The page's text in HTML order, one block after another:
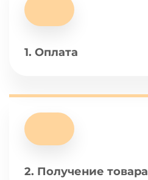
1. Оплата
2. Получение товара